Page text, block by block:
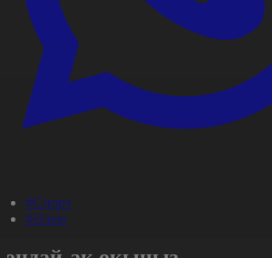
#Спорт
#Әлем